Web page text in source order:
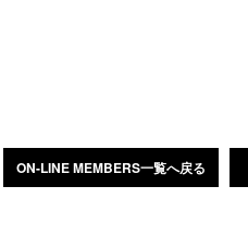
ON-LINE MEMBERS一覧へ戻る